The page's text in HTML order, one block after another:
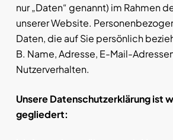
nur „Daten“ genannt) im Rahmen
unserer Website.
Daten, die auf Sie persönlich
B. Name, Adresse, E-Mail-
Nutzerverhalten.
Unsere Datenschutzerklärung ist
gegliedert: